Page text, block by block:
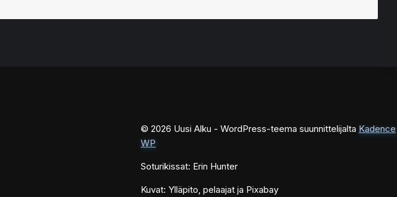
© 2026 Uusi Alku - WordPress-teema suunnittelijalta Kadence
WP
Soturikissat: Erin Hunter
Kuvat: Ylläpito, pelaajat ja Pixabay